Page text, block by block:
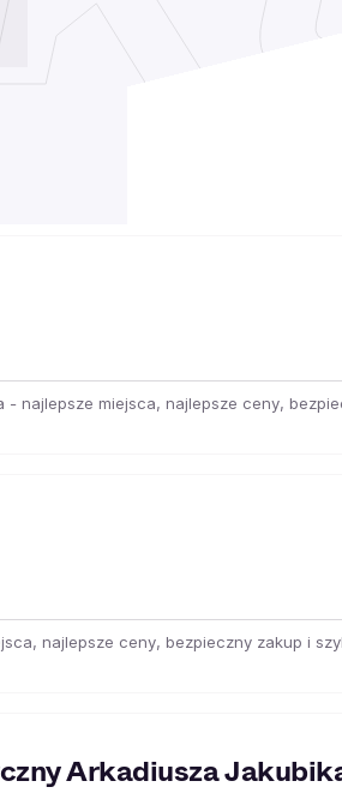
- najlepsze miejsca, najlepsze ceny,
najlepsze ceny, bezpieczny zakup i
Arkadiusza